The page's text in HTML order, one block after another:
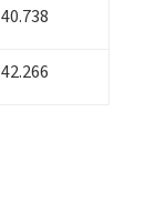
40.738
42.266